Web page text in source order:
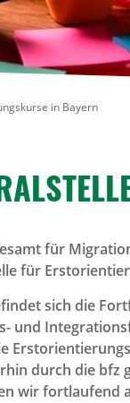
in Bayern
für
für
sich die
und
durch die bfz
wir fortlaufend